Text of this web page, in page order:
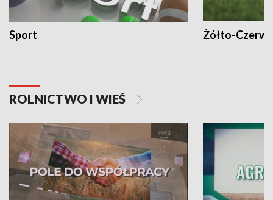
Sport Żółto-
ROLNICTWO I WIEŚ